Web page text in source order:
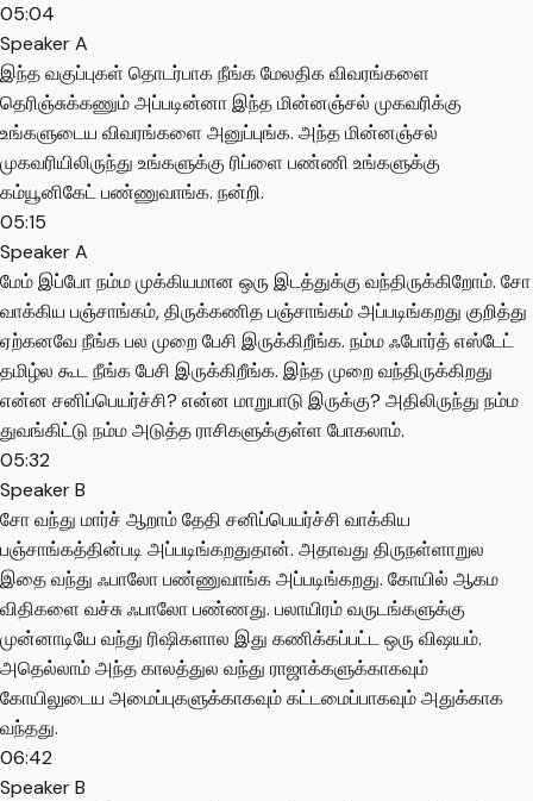
05:04
Speaker A
இந்த வகுப்புகள் தொடர்பாக நீங்க மேலதிக விவரங்களை
தெரிஞ்சுக்கணும் அப்படின்னா இந்த மின்னஞ்சல் முகவரிக்கு
உங்களுடைய விவரங்களை அனுப்புங்க. அந்த மின்னஞ்சல்
முகவரியிலிருந்து உங்களுக்கு ரிப்ளை பண்ணி உங்களுக்கு
கம்யூனிகேட் பண்ணுவாங்க. நன்றி.
05:15
Speaker A
மேம் இப்போ நம்ம முக்கியமான ஒரு இடத்துக்கு வந்திருக்கிறோம். சோ
வாக்கிய பஞ்சாங்கம், திருக்கணித பஞ்சாங்கம் அப்படிங்கறது குறித்து
ஏற்கனவே நீங்க பல முறை பேசி இருக்கிறீங்க. நம்ம ஃபோர்த் எஸ்டேட்
தமிழ்ல கூட நீங்க பேசி இருக்கிறீங்க. இந்த முறை வந்திருக்கிறது
என்ன சனிப்பெயர்ச்சி? என்ன மாறுபாடு இருக்கு? அதிலிருந்து நம்ம
துவங்கிட்டு நம்ம அடுத்த ராசிகளுக்குள்ள போகலாம்.
05:32
Speaker B
சோ வந்து மார்ச் ஆறாம் தேதி சனிப்பெயர்ச்சி வாக்கிய
பஞ்சாங்கத்தின்படி அப்படிங்கறதுதான். அதாவது திருநள்ளாறுல
இதை வந்து ஃபாலோ பண்ணுவாங்க அப்படிங்கறது. கோயில் ஆகம
விதிகளை வச்சு ஃபாலோ பண்ணது. பலாயிரம் வருடங்களுக்கு
முன்னாடியே வந்து ரிஷிகளால இது கணிக்கப்பட்ட ஒரு விஷயம்.
அதெல்லாம் அந்த காலத்துல வந்து ராஜாக்களுக்காகவும்
கோயிலுடைய அமைப்புகளுக்காகவும் கட்டமைப்பாகவும் அதுக்காக
வந்தது.
06:42
Speaker B